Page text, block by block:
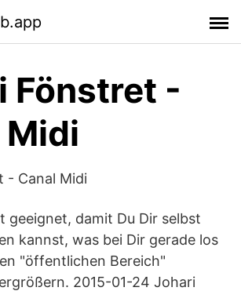
Fönstret -
Midi
- Canal Midi
geeignet, damit Du Dir selbst
kannst, was bei Dir gerade los
"öffentlichen Bereich"
2015-01-24 Johari